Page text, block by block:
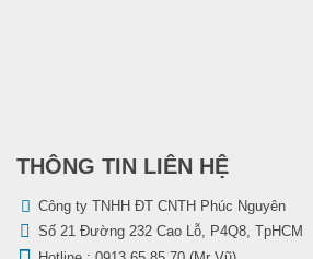
THÔNG TIN LIÊN HỆ
Công ty TNHH ĐT CNTH Phúc Nguyên
Số 21 Đường 232 Cao Lỗ, P4Q8, TpHCM